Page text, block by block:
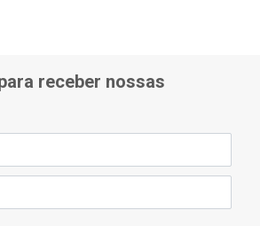
receber nossas